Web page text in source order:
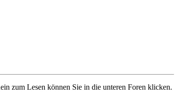
zum Lesen können Sie in die unteren Foren klicken.